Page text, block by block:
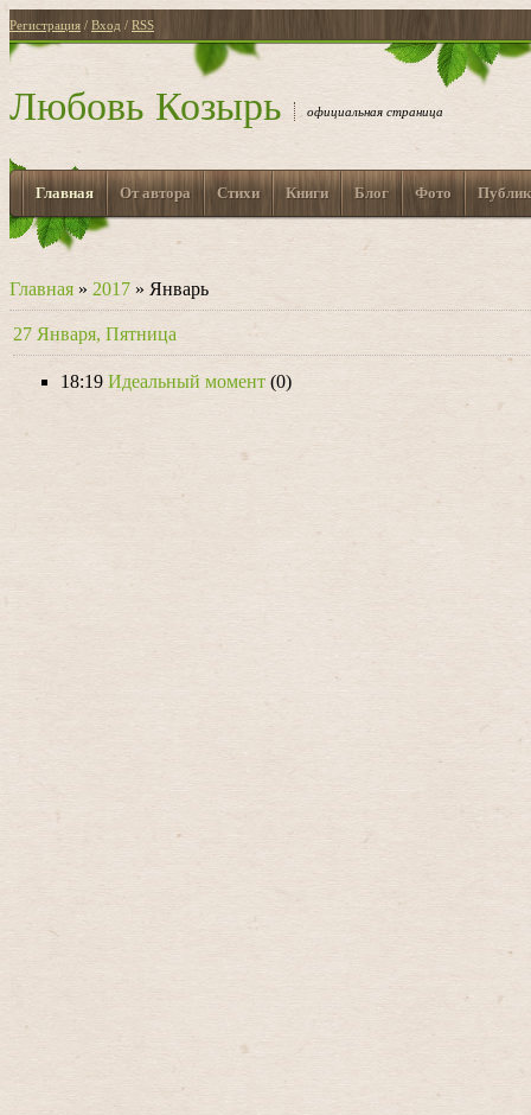
Регистрация / Вход / RSS
Любовь Козырь официальная страница
Главная От автора Стихи Книги Блог Фото
Главная » 2017 » Январь
27 Января, Пятница
18:19 Идеальный момент (0)